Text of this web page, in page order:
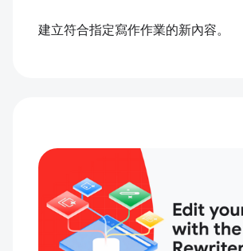
建立符合指定寫作作業的新內容。